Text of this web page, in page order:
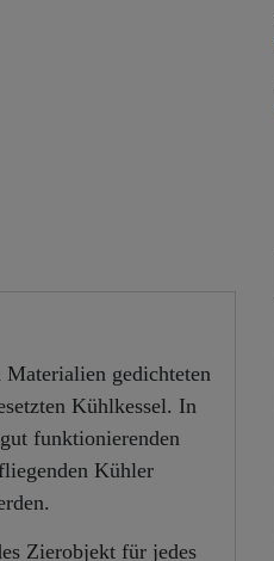
gedichteten
Kühlkessel. In
funktionierenden
Kühler
Zierobjekt für jedes